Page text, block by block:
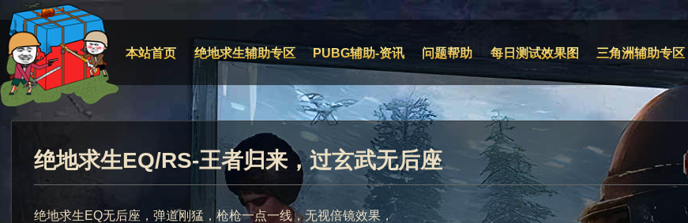
本站首页 绝地求生辅助专区 PUBG辅助-资讯 问题帮助 每日测试效果图 三角洲辅助专区
绝地求生EQ/RS-王者归来，过玄武无后座
绝地求生EQ无后座，弹道刚猛，枪枪一点一线，无视倍镜效果，